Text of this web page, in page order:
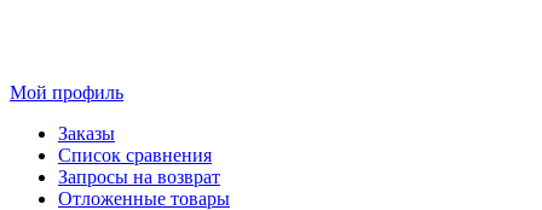
Мой профиль
Заказы
Список сравнения
Запросы на возврат
Отложенные товары